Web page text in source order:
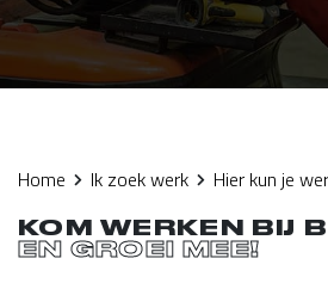
Home Ik zoek werk Hier kun je
KOM WERKEN BIJ
EN GROEI MEE!